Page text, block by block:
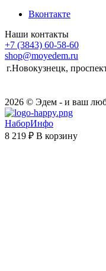
Вконтакте
Наши контакты
+7 (3843) 60-58-60
shop@moyedem.ru
г.Новокузнецк,
2026 © Эдем - и ваш
НаборИнфо
8 219 ₽ В корзину